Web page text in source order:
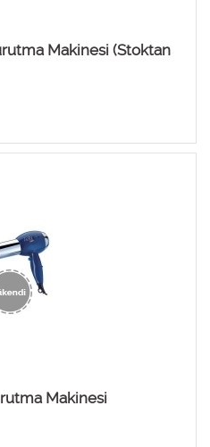
Makinesi (Stoktan
Makinesi